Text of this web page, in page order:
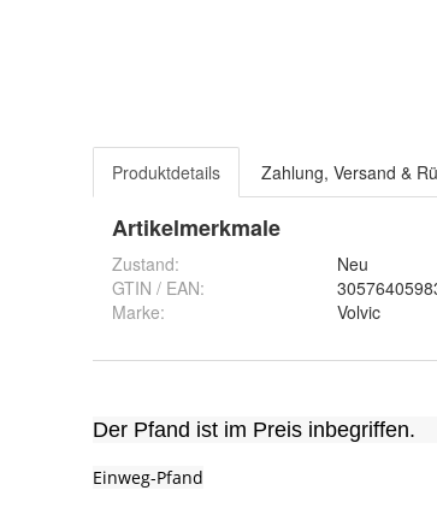
Produktdetails Zahlung, Versand &
Artikelmerkmale
Zustand:
Neu
GTIN / EAN:
Marke:
Volvic